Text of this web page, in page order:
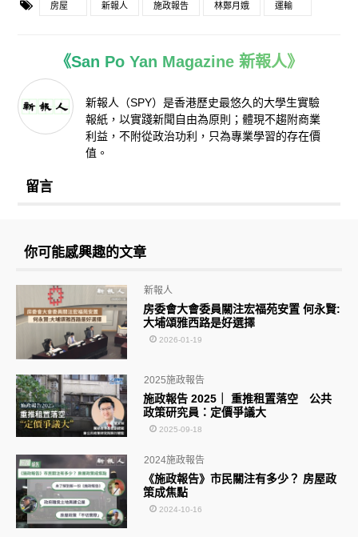
房屋 新報人 施政報告 林鄭月娥 運輸
《San Po Yan Magazine 新報人》
新報人（SPY）是香港歷史最悠久的大學生實驗
報紙，以實踐新聞自由為原則；體現不趨附商業
利益，不附從政治功利，只為專業學習的存在價
值。
留言
你可能感興趣的文章
房委會大會委員關注宏福苑安置 何永賢:
大埔頌雅西路是好選擇
新報人
2026-01-19
施政報告 2025｜ 重推租置落空 公共
政策研究員：定價爭議大
2025施政報告
2025-09-18
《施政報告》市民關注有多少？ 房屋政
策成焦點
2024施政報告
2024-10-16